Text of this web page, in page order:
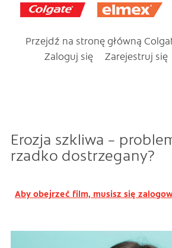
Przejdź na stronę główną
Zaloguj się
Zarejestruj się
Erozja szkliwa –
rzadko dostrzegany?
Aby obejrzeć film, musisz się